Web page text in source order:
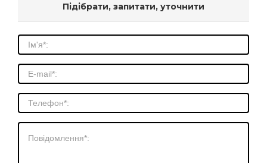
Підібрати, запитати, уточнити